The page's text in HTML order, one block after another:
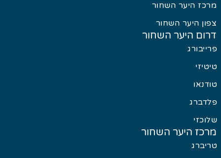
היער השחור
היער השחור
היער השחור
היער השחור